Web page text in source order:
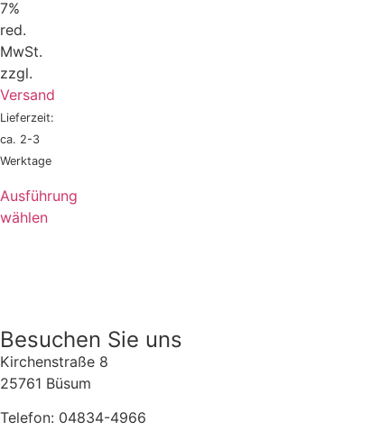
7%
red.
MwSt.
zzgl.
Versand
Lieferzeit:
ca. 2-3
Werktage
Ausführung
wählen
Besuchen Sie uns
Kirchenstraße 8
25761 Büsum
Telefon: 04834-4966